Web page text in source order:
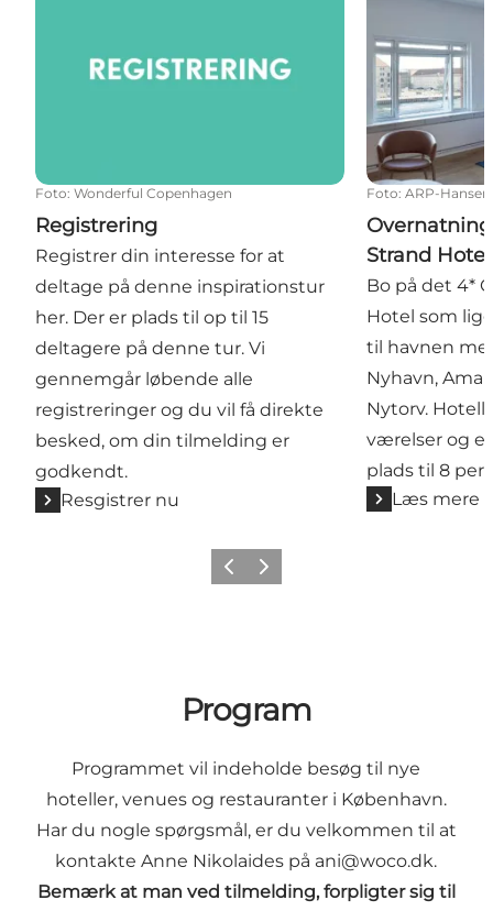
Foto: Wonderful Copenhagen
Registrering
Registrer din interesse for at
deltage på denne inspirationstur
her. Der er plads til op til 15
deltagere på denne tur. Vi
gennemgår løbende alle
registreringer og du vil få direkte
besked, om din tilmelding er
godkendt.
Resgistrer nu
Foto: ARP-Hansen
Strand Hotel
Bo på det 4*
Hotel som
til havnen
Nyhavn,
Nytorv.
værelser og
plads til 8
Læs mere
ForrigeNæste
Program
Programmet vil indeholde besøg til nye
hoteller, venues og restauranter i København.
Har du nogle spørgsmål, er du velkommen til at
kontakte Anne Nikolaides på ani@woco.dk.
Bemærk at man ved tilmelding, forpligter sig til